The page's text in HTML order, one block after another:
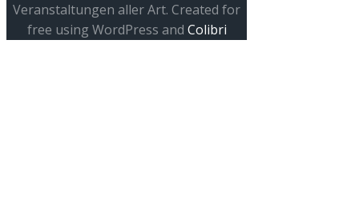
Veranstaltungen aller Art. Created for
free using WordPress and Colibri